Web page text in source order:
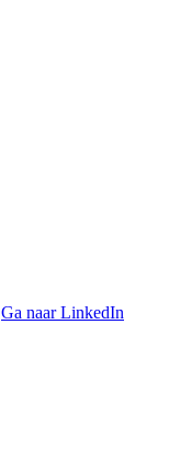
Ga naar LinkedIn